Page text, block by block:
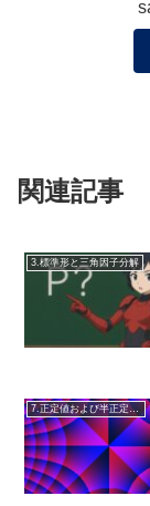
関連記事
3.標準形と三角因子分解
7.正定値および半正定値行列